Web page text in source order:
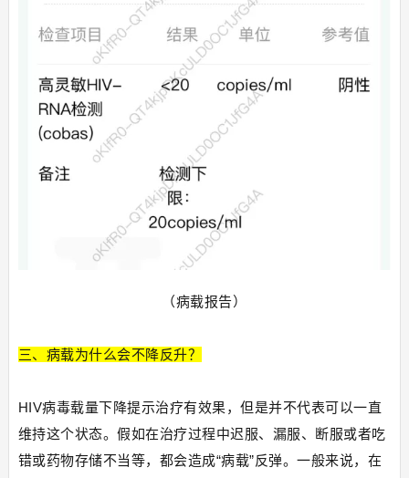
（病载报告）
三、病载为什么会不降反升？
HIV病毒载量下降提示治疗有效果，但是并不代表可以一直
维持这个状态。假如在治疗过程中迟服、漏服、断服或者吃
错或药物存储不当等，都会造成“病载”反弹。一般来说，在